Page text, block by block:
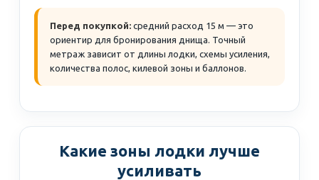
Перед покупкой: средний расход 15 м — это
ориентир для бронирования днища. Точный
метраж зависит от длины лодки, схемы усиления,
количества полос, килевой зоны и баллонов.
Какие зоны лодки лучше
усиливать